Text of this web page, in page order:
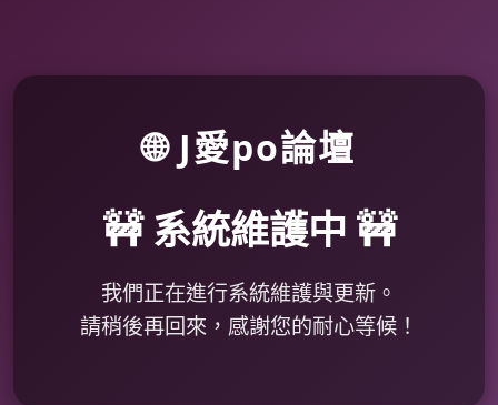
🌐 J愛po論壇
🚧 系統維護中 🚧
我們正在進行系統維護與更新。
請稍後再回來，感謝您的耐心等候！